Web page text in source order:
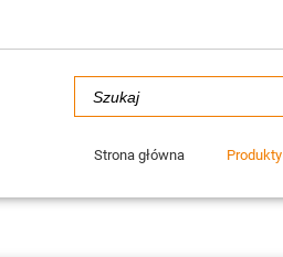
Strona główna Produkty